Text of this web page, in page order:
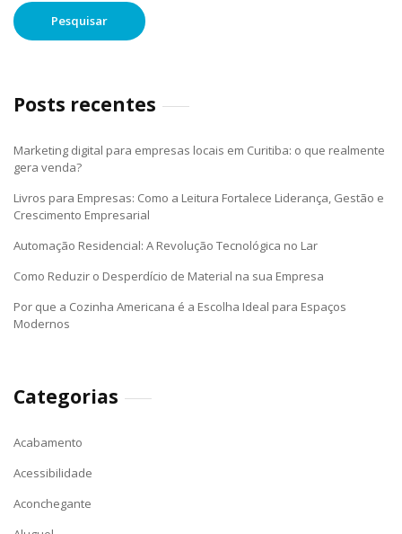
Posts recentes
Marketing digital para empresas locais em Curitiba: o que realmente
gera venda?
Livros para Empresas: Como a Leitura Fortalece Liderança, Gestão e
Crescimento Empresarial
Automação Residencial: A Revolução Tecnológica no Lar
Como Reduzir o Desperdício de Material na sua Empresa
Por que a Cozinha Americana é a Escolha Ideal para Espaços
Modernos
Categorias
Acabamento
Acessibilidade
Aconchegante